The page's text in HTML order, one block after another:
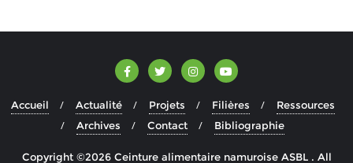
Accueil Actualité Projets Filières
Ressources
Archives
Contact Bibliographie
Copyright ©2026 Ceinture alimentaire namuroise ASBL . All